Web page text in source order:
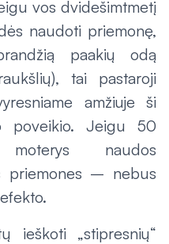
vos dvidešimtmetį
naudoti priemonę,
paakių odą
tai pastaroji
amžiuje ši
poveikio. Jeigu 50
naudos
priemones – nebus
ieškoti „stipresnių“